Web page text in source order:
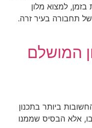
למצוא מלון
של תחבורה בעיר זרה.
המושלם
ביותר בתכנון
אלא הבסיס שממנו